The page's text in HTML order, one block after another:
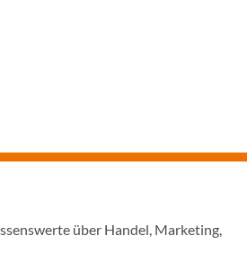
über Handel, Marketing,